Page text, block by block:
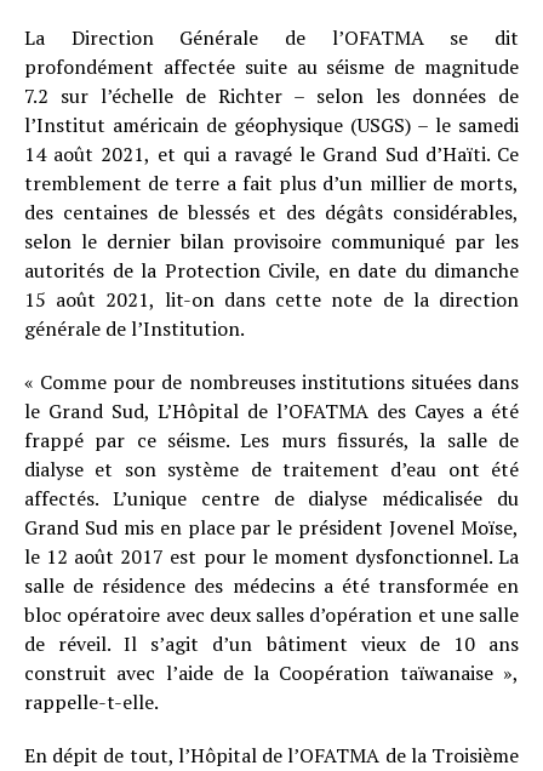
La Direction Générale de l’OFATMA se dit
profondément affectée suite au séisme de magnitude
7.2 sur l’échelle de Richter – selon les données de
l’Institut américain de géophysique (USGS) – le samedi
14 août 2021, et qui a ravagé le Grand Sud d’Haïti. Ce
tremblement de terre a fait plus d’un millier de morts,
des centaines de blessés et des dégâts considérables,
selon le dernier bilan provisoire communiqué par les
autorités de la Protection Civile, en date du dimanche
15 août 2021, lit-on dans cette note de la direction
générale de l’Institution.
« Comme pour de nombreuses institutions situées dans
le Grand Sud, L’Hôpital de l’OFATMA des Cayes a été
frappé par ce séisme. Les murs fissurés, la salle de
dialyse et son système de traitement d’eau ont été
affectés. L’unique centre de dialyse médicalisée du
Grand Sud mis en place par le président Jovenel Moïse,
le 12 août 2017 est pour le moment dysfonctionnel. La
salle de résidence des médecins a été transformée en
bloc opératoire avec deux salles d’opération et une salle
de réveil. Il s’agit d’un bâtiment vieux de 10 ans
construit avec l’aide de la Coopération taïwanaise »,
rappelle-t-elle.
En dépit de tout, l’Hôpital de l’OFATMA de la Troisième